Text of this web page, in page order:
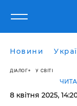
Новини
ДІАЛОГ У СВІТІ
8 квітня 2025,